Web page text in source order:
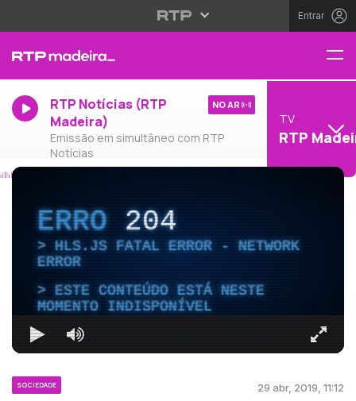
Entrar
RTP Notícias (RTP
Madeira)
Emissão em simultâneo com RTP
Notícias
NO AR
TV
RTP
ERRO204
HLS.JS FATAL ERROR - NETWORK
ERROR
ESTE CONTEÚDO ESTÁ NESTE
MOMENTO INDISPONÍVEL
SOCIEDADE 29 abr, 2019, 11:12